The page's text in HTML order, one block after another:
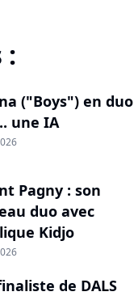
:
("Boys") en duo
une IA
Pagny : son
duo avec
Kidjo
de DALS